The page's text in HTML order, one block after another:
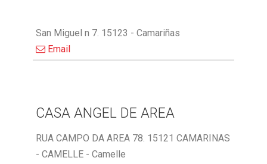
San Miguel n 7. 15123 - Camariñas
Email
CASA ANGEL DE AREA
RUA CAMPO DA AREA 78. 15121 CAMARINAS
- CAMELLE - Camelle